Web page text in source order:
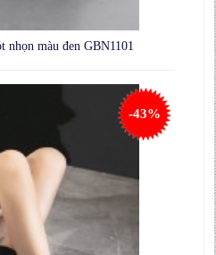
màu đen GBN1101
-43%